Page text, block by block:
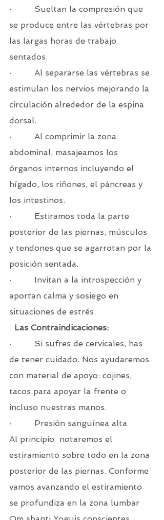
·         Sueltan la compresión que
se produce entre las vértebras por
las largas horas de trabajo
sentados.
·         Al separarse las vértebras se
estimulan los nervios mejorando la
circulación alrededor de la espina
dorsal.
·         Al comprimir la zona
abdominal, masajeamos los
órganos internos incluyendo el
hígado, los riñones, el páncreas y
los intestinos.
·         Estiramos toda la parte
posterior de las piernas, músculos
y tendones que se agarrotan por la
posición sentada.
·         Invitan a la introspección y
aportan calma y sosiego en
situaciones de estrés.
Las Contraindicaciones:
·         Si sufres de cervicales, has
de tener cuidado. Nos ayudaremos
con material de apoyo: cojines,
tacos para apoyar la frente o
incluso nuestras manos.
·         Presión sanguínea alta
Al principio  notaremos el
estiramiento sobre todo en la zona
posterior de las piernas. Conforme
vamos avanzando el estiramiento
se profundiza en la zona lumbar